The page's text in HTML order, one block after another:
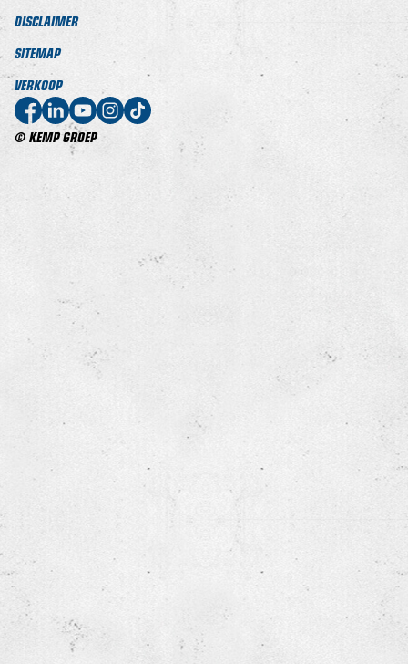
© KEMP GROEP
DISCLAIMER
SITEMAP
VERKOOP